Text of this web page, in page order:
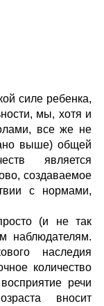
силе ребенка,
мы, хотя и
все же не
выше) общей
является
создаваемое
с нормами,
(и не так
наблюдателям.
наследия
количество
речи
вносит